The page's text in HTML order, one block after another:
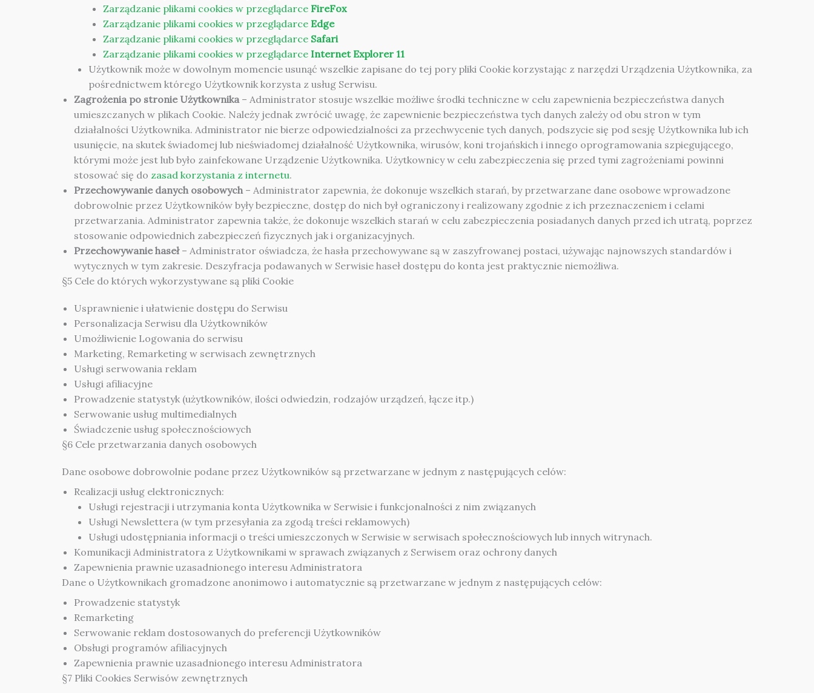
Zarządzanie plikami cookies w przeglądarce FireFox
Zarządzanie plikami cookies w przeglądarce Edge
Zarządzanie plikami cookies w przeglądarce Safari
Zarządzanie plikami cookies w przeglądarce Internet Explorer 11
Użytkownik może w dowolnym momencie usunąć wszelkie zapisane do tej pory pliki Cookie korzystając z narzędzi Urządzenia Użytkownika, za
pośrednictwem którego Użytkownik korzysta z usług Serwisu.
Zagrożenia po stronie Użytkownika – Administrator stosuje wszelkie możliwe środki techniczne w celu zapewnienia bezpieczeństwa danych
umieszczanych w plikach Cookie. Należy jednak zwrócić uwagę, że zapewnienie bezpieczeństwa tych danych zależy od obu stron w tym
działalności Użytkownika. Administrator nie bierze odpowiedzialności za przechwycenie tych danych, podszycie się pod sesję Użytkownika lub ich
usunięcie, na skutek świadomej lub nieświadomej działalność Użytkownika, wirusów, koni trojańskich i innego oprogramowania szpiegującego,
którymi może jest lub było zainfekowane Urządzenie Użytkownika. Użytkownicy w celu zabezpieczenia się przed tymi zagrożeniami powinni
stosować się do zasad korzystania z internetu.
Przechowywanie danych osobowych – Administrator zapewnia, że dokonuje wszelkich starań, by przetwarzane dane osobowe wprowadzone
dobrowolnie przez Użytkowników były bezpieczne, dostęp do nich był ograniczony i realizowany zgodnie z ich przeznaczeniem i celami
przetwarzania. Administrator zapewnia także, że dokonuje wszelkich starań w celu zabezpieczenia posiadanych danych przed ich utratą, poprzez
stosowanie odpowiednich zabezpieczeń fizycznych jak i organizacyjnych.
Przechowywanie haseł– Administrator oświadcza, że hasła przechowywane są w zaszyfrowanej postaci, używając najnowszych standardów i
wytycznych w tym zakresie. Deszyfracja podawanych w Serwisie haseł dostępu do konta jest praktycznie niemożliwa.
§5 Cele do których wykorzystywane są pliki Cookie
Usprawnienie i ułatwienie dostępu do Serwisu
Personalizacja Serwisu dla Użytkowników
Umożliwienie Logowania do serwisu
Marketing, Remarketing w serwisach zewnętrznych
Usługi serwowania reklam
Usługi afiliacyjne
Prowadzenie statystyk (użytkowników, ilości odwiedzin, rodzajów urządzeń, łącze itp.)
Serwowanie usług multimedialnych
Świadczenie usług społecznościowych
§6 Cele przetwarzania danych osobowych
Dane osobowe dobrowolnie podane przez Użytkowników są przetwarzane w jednym z następujących celów:
Realizacji usług elektronicznych:
Usługi rejestracji i utrzymania konta Użytkownika w Serwisie i funkcjonalności z nim związanych
Usługi Newslettera (w tym przesyłania za zgodą treści reklamowych)
Usługi udostępniania informacji o treści umieszczonych w Serwisie w serwisach społecznościowych lub innych witrynach.
Komunikacji Administratora z Użytkownikami w sprawach związanych z Serwisem oraz ochrony danych
Zapewnienia prawnie uzasadnionego interesu Administratora
Dane o Użytkownikach gromadzone anonimowo i automatycznie są przetwarzane w jednym z następujących celów:
Prowadzenie statystyk
Remarketing
Serwowanie reklam dostosowanych do preferencji Użytkowników
Obsługi programów afiliacyjnych
Zapewnienia prawnie uzasadnionego interesu Administratora
§7 Pliki Cookies Serwisów zewnętrznych